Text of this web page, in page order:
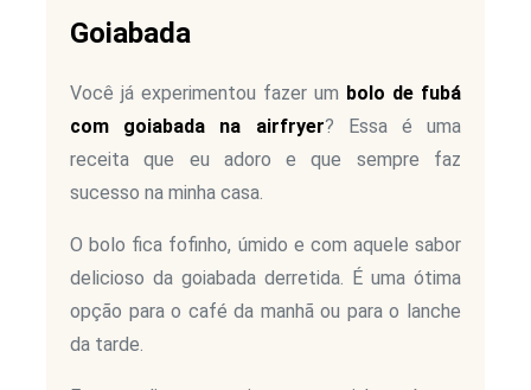
Goiabada
Você já experimentou fazer um bolo de fubá
com goiabada na airfryer? Essa é uma
receita que eu adoro e que sempre faz
sucesso na minha casa.
O bolo fica fofinho, úmido e com aquele sabor
delicioso da goiabada derretida. É uma ótima
opção para o café da manhã ou para o lanche
da tarde.